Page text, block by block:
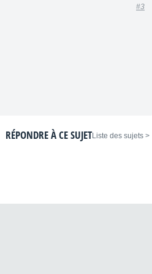
#3
< Liste des sujets
RÉPONDRE À CE SUJET